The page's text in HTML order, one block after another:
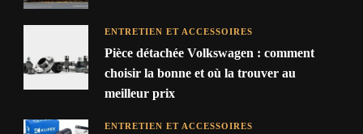
ENTRETIEN ET ACCESSOIRES
Pièce détachée Volkswagen : comment
choisir la bonne et où la trouver au
meilleur prix
ENTRETIEN ET ACCESSOIRES